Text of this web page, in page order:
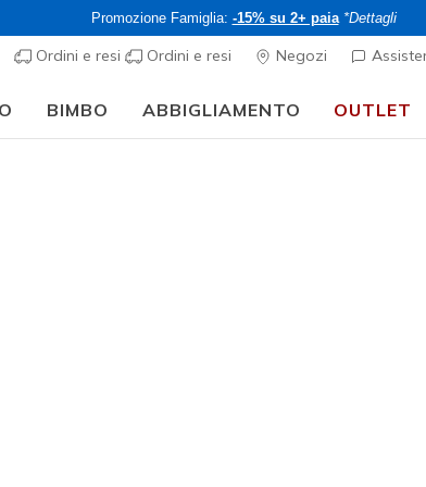
Promozione Famiglia: -15% su 2+ paia *Dettagli
Ordini e resi Ordini e resi Negozi
BIMBO ABBIGLIAMENTO OUTLET